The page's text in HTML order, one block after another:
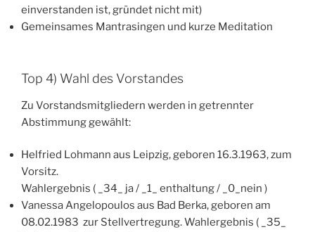
einverstanden ist, gründet nicht mit)
Gemeinsames Mantrasingen und kurze Meditation
Top 4) Wahl des Vorstandes
Zu Vorstandsmitgliedern werden in getrennter
Abstimmung gewählt:
Helfried Lohmann aus Leipzig, geboren 16.3.1963, zum
Vorsitz.
Wahlergebnis ( _34_ ja / _1_ enthaltung / _0_nein )
Vanessa Angelopoulos aus Bad Berka, geboren am
08.02.1983 zur Stellvertregung. Wahlergebnis ( _35_